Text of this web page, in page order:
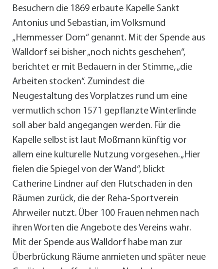
Besuchern die 1869 erbaute Kapelle Sankt
Antonius und Sebastian, im Volksmund
„Hemmesser Dom“ genannt. Mit der Spende aus
Walldorf sei bisher „noch nichts geschehen“,
berichtet er mit Bedauern in der Stimme, „die
Arbeiten stocken“. Zumindest die
Neugestaltung des Vorplatzes rund um eine
vermutlich schon 1571 gepflanzte Winterlinde
soll aber bald angegangen werden. Für die
Kapelle selbst ist laut Moßmann künftig vor
allem eine kulturelle Nutzung vorgesehen. „Hier
fielen die Spiegel von der Wand“, blickt
Catherine Lindner auf den Flutschaden in den
Räumen zurück, die der Reha-Sportverein
Ahrweiler nutzt. Über 100 Frauen nehmen nach
ihren Worten die Angebote des Vereins wahr.
Mit der Spende aus Walldorf habe man zur
Überbrückung Räume anmieten und später neue